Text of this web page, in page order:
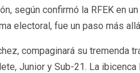
según confirmó la RFEK en
electoral, fue un paso más
compaginará su tremenda
Junior y Sub-21. La ibicenca